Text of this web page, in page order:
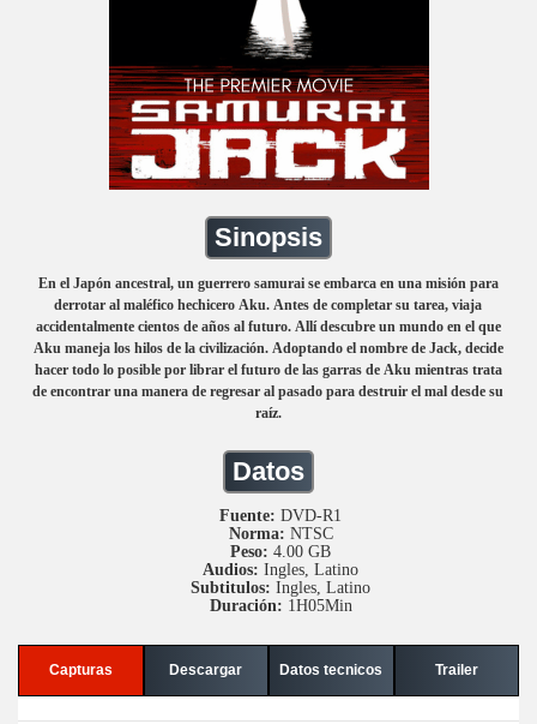
Sinopsis
En el Japón ancestral, un guerrero samurai se embarca en una misión para
derrotar al maléfico hechicero Aku. Antes de completar su tarea, viaja
accidentalmente cientos de años al futuro. Allí descubre un mundo en el que
Aku maneja los hilos de la civilización. Adoptando el nombre de Jack, decide
hacer todo lo posible por librar el futuro de las garras de Aku mientras trata
de encontrar una manera de regresar al pasado para destruir el mal desde su
raíz.
Datos
Fuente: DVD-R1
Norma: NTSC
Peso: 4.00 GB
Audios: Ingles, Latino
Subtitulos: Ingles, Latino
Duración: 1H05Min
Capturas Descargar Datos tecnicos Trailer